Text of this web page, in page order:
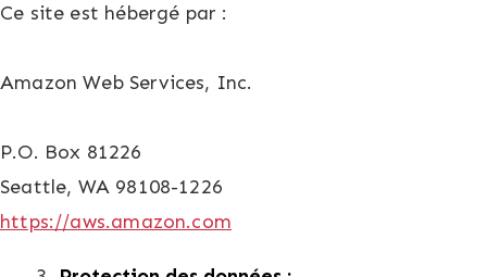
Ce site est hébergé par :
Amazon Web Services, Inc.
P.O. Box 81226
Seattle, WA 98108-1226
https://aws.amazon.com